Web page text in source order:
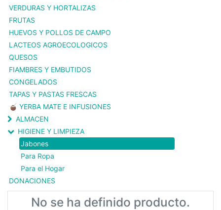
VERDURAS Y HORTALIZAS
FRUTAS
HUEVOS Y POLLOS DE CAMPO
LACTEOS AGROECOLOGICOS
QUESOS
FIAMBRES Y EMBUTIDOS
CONGELADOS
TAPAS Y PASTAS FRESCAS
🧉 YERBA MATE E INFUSIONES
ALMACEN
HIGIENE Y LIMPIEZA
Jabones
Para Ropa
Para el Hogar
DONACIONES
No se ha definido producto.